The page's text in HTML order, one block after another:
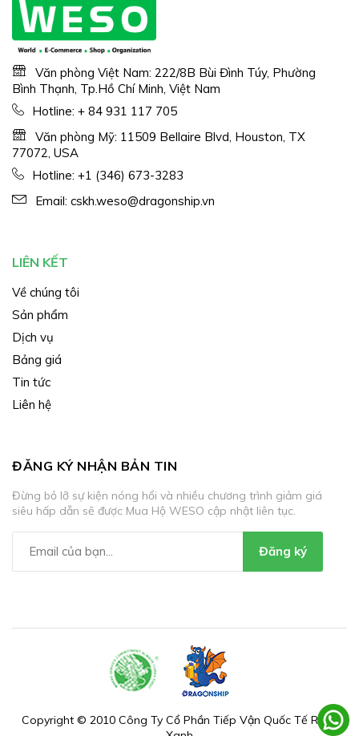
Văn phòng Việt Nam: 222/8B Bùi Đình Túy, Phường
Bình Thạnh, Tp.Hồ Chí Minh, Việt Nam
Hotline: + 84 931 117 705
Văn phòng Mỹ: 11509 Bellaire Blvd, Houston, TX
77072, USA
Hotline: +1 (346) 673-3283
Email: cskh.weso@dragonship.vn
LIÊN KẾT
Về chúng tôi
Sản phẩm
Dịch vụ
Bảng giá
Tin tức
Liên hệ
ĐĂNG KÝ NHẬN BẢN TIN
Đừng bỏ lỡ sự kiện nóng hổi và nhiều chương trình giảm giá
siêu hấp dẫn sẽ được Mua Hộ WESO cập nhật liên tục.
Đăng ký
Copyright © 2010 Công Ty Cổ Phần Tiếp Vận Quốc Tế Rồng